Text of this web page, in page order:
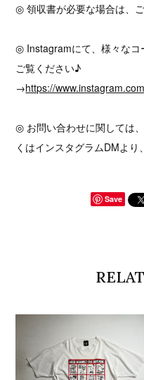
◎ 領収書が必要な場合は、
◎ Instagramにて、様々なコ
ご覧ください♪
→https://
◎ お問い合わせに関しては
くはインスタグラムDMより
Save